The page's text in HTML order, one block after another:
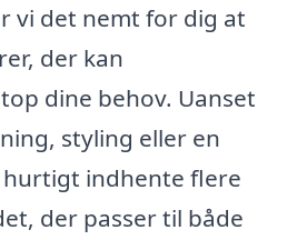
vi det nemt for dig at
der kan
dine behov. Uanset
styling eller en
indhente flere
der passer til både